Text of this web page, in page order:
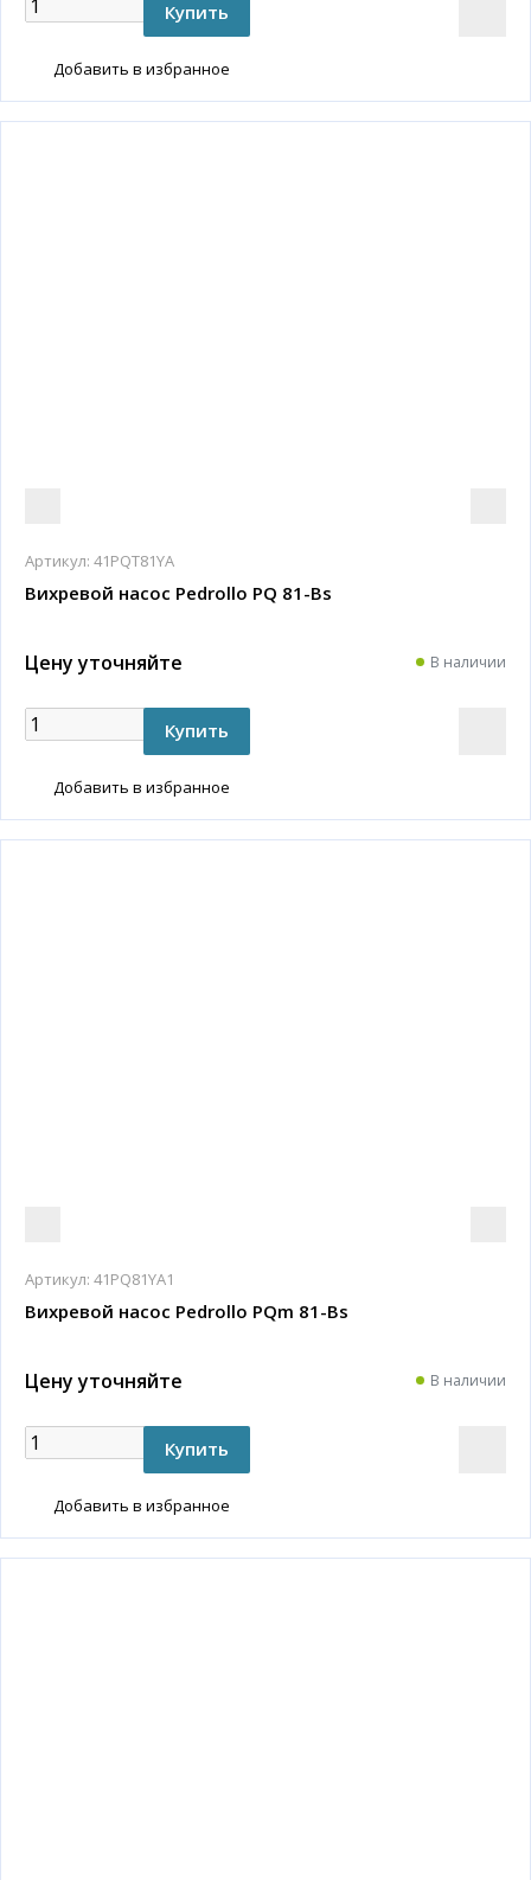
Добавить в избранное
Артикул: 41PQT81YA
Вихревой насос Pedrollo PQ 81-Bs
Цену уточняйте В наличии
Добавить в избранное
Артикул: 41PQ81YA1
Вихревой насос Pedrollo PQm 81-Bs
Цену уточняйте В наличии
Добавить в избранное